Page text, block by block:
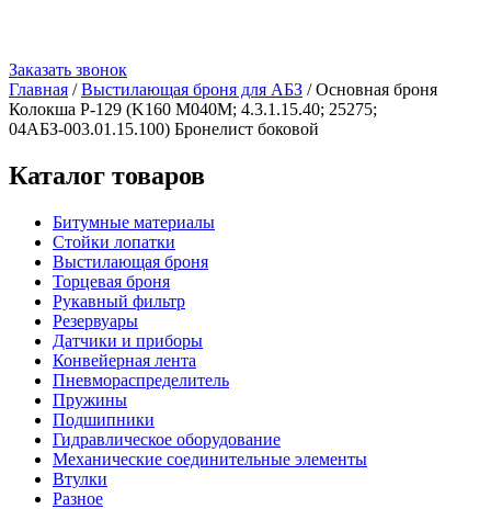
Заказать звонок
Главная /Выстилающая броня для АБЗ / Основная броня
Колокша Р-129 (K160 M040M; 4.3.1.15.40; 25275;
04АБЗ-003.01.15.100) Бронелист боковой
Каталог товаров
Битумные материалы
Стойки лопатки
Выстилающая броня
Торцевая броня
Рукавный фильтр
Резервуары
Датчики и приборы
Конвейерная лента
Пневмораспределитель
Пружины
Подшипники
Гидравлическое оборудование
Механические соединительные элементы
Втулки
Разное